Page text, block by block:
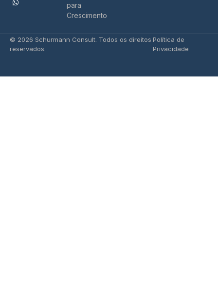
para
Crescimento
© 2026 Schurmann Consult. Todos os direitos
reservados.
Política de
Privacidade